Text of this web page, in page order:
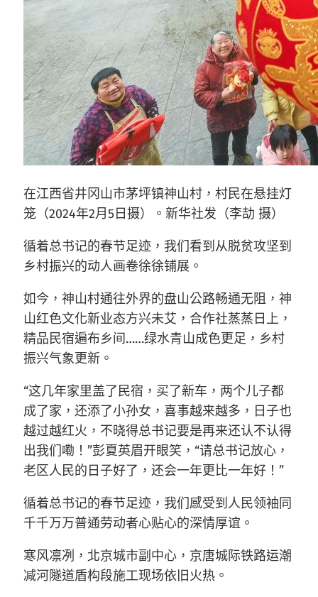
在江西省井冈山市茅坪镇神山村，村民在悬挂灯
笼（2024年2月5日摄）。新华社发（李劼 摄）
循着总书记的春节足迹，我们看到从脱贫攻坚到
乡村振兴的动人画卷徐徐铺展。
如今，神山村通往外界的盘山公路畅通无阻，神
山红色文化新业态方兴未艾，合作社蒸蒸日上，
精品民宿遍布乡间……绿水青山成色更足，乡村
振兴气象更新。
“这几年家里盖了民宿，买了新车，两个儿子都
成了家，还添了小孙女，喜事越来越多，日子也
越过越红火，不晓得总书记要是再来还认不认得
出我们嘞！”彭夏英眉开眼笑，“请总书记放心，
老区人民的日子好了，还会一年更比一年好！”
循着总书记的春节足迹，我们感受到人民领袖同
千千万万普通劳动者心贴心的深情厚谊。
寒风凛冽，北京城市副中心，京唐城际铁路运潮
减河隧道盾构段施工现场依旧火热。